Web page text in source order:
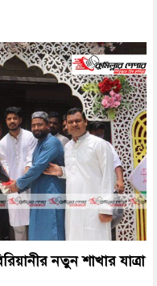
নতুন শাখার যাত্রা